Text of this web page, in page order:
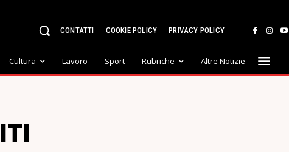
CONTATTI COOKIE POLICY PRIVACY POLICY
Cultura Lavoro Sport Rubriche Altre Notizie